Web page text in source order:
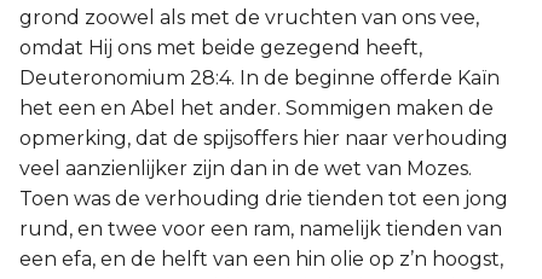
grond zoowel als met de vruchten van ons vee,
omdat Hij ons met beide gezegend heeft,
Deuteronomium 28:4. In de beginne offerde Kaïn
het een en Abel het ander. Sommigen maken de
opmerking, dat de spijsoffers hier naar verhouding
veel aanzienlijker zijn dan in de wet van Mozes.
Toen was de verhouding drie tienden tot een jong
rund, en twee voor een ram, namelijk tienden van
een efa, en de helft van een hin olie op z’n hoogst,